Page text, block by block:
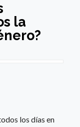
la
los días en